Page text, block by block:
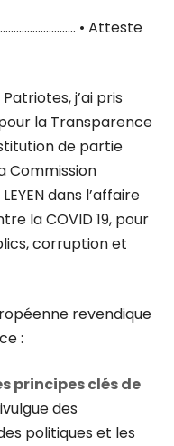
• Atteste
j’ai pris
la Transparence
de partie
Commission
dans l’affaire
la COVID 19, pour
corruption et
revendique
:
principes clés de
des
politiques et les